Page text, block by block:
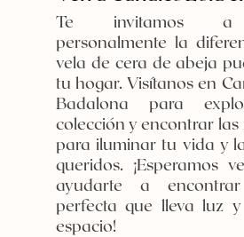
Te invitamos a
personalmente la
vela de cera de abeja
tu hogar. Visítanos en
Badalona para
colección y encontrar las
para iluminar tu vida y
queridos. ¡Esperamos
ayudarte a
perfecta que lleva luz
espacio!